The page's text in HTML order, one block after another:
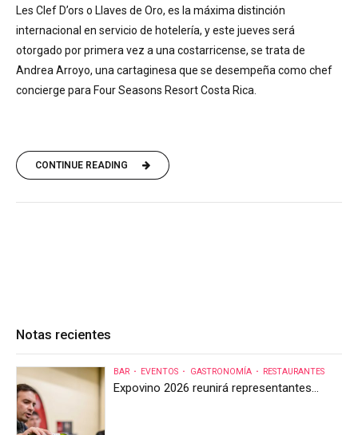
Les Clef D’ors o Llaves de Oro, es la máxima distinción
internacional en servicio de hotelería, y este jueves será
otorgado por primera vez a una costarricense, se trata de
Andrea Arroyo, una cartaginesa que se desempeña como chef
concierge para Four Seasons Resort Costa Rica.
CONTINUE READING
Notas recientes
BAR EVENTOS GASTRONOMÍA RESTAURANTES
Expovino 2026 reunirá representantes